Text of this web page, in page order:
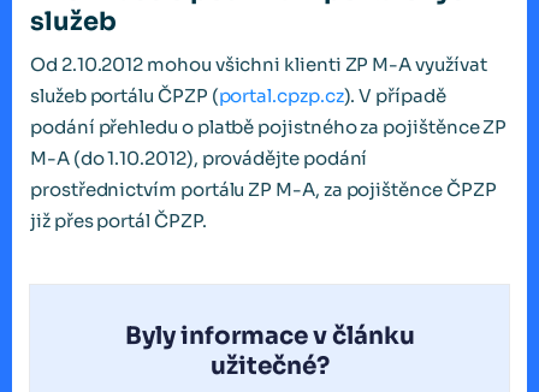
služeb
Od 2.10.2012 mohou všichni klienti ZP M-A využívat
služeb portálu ČPZP (portal.cpzp.cz). V případě
podání přehledu o platbě pojistného za pojištěnce ZP
M-A (do 1.10.2012), provádějte podání
prostřednictvím portálu ZP M-A, za pojištěnce ČPZP
již přes portál ČPZP.
Byly informace v článku
užitečné?